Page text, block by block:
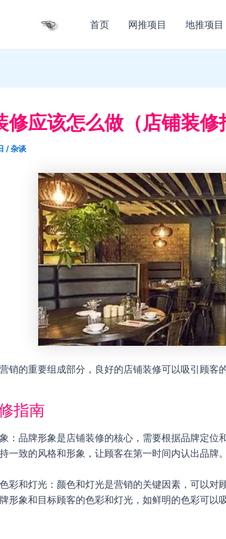
首页 网推项目 地推项目
修应该怎么做（店铺装修
/杂谈
销的重要组成部分，良好的店铺装修可以吸引顾客
指南
：品牌形象是店铺装修的核心，需要根据品牌定位
一致的风格和形象，让顾客在第一时间内认出品牌。
彩和灯光：颜色和灯光是营销的关键因素，可以对
形象和目标顾客的色彩和灯光，如鲜明的色彩可以